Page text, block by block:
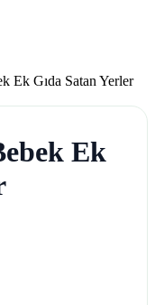
Ek Gıda Satan Yerler
Ek